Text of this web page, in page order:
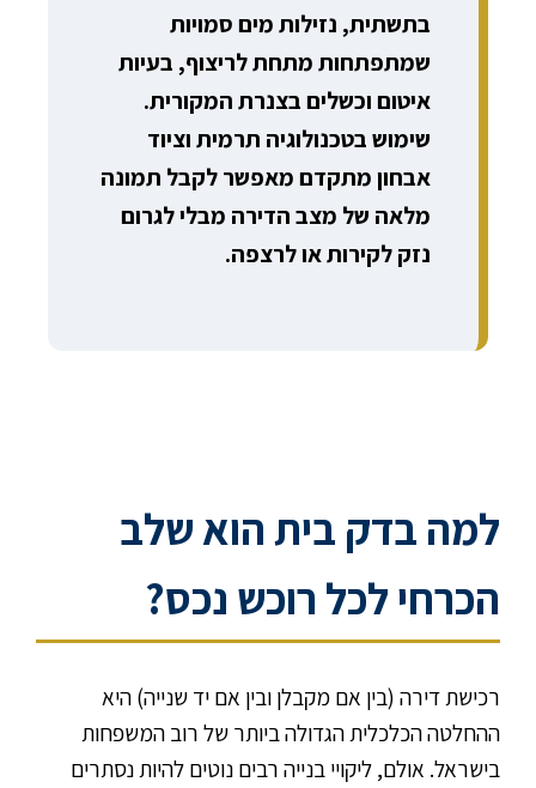
בתשתית, נזילות מים סמויות
שמתפתחות מתחת לריצוף, בעיות
איטום וכשלים בצנרת המקורית.
שימוש בטכנולוגיה תרמית וציוד
אבחון מתקדם מאפשר לקבל תמונה
מלאה של מצב הדירה מבלי לגרום
נזק לקירות או לרצפה.
למה בדק בית הוא שלב
הכרחי לכל רוכש נכס?
רכישת דירה (בין אם מקבלן ובין אם יד שנייה) היא
ההחלטה הכלכלית הגדולה ביותר של רוב המשפחות
בישראל. אולם, ליקויי בנייה רבים נוטים להיות נסתרים